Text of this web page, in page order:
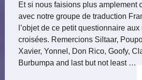
Et si nous faisions plus amplement
avec notre groupe de traduction
l’objet de ce petit questionnaire
croisées. Remercions Siltaar,
Xavier, Yonnel, Don Rico, Goofy,
Burbumpa and last but not least …